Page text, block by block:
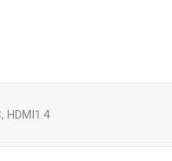
HDMI1.4